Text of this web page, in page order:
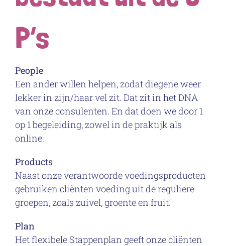
P’s
People
Een ander willen helpen, zodat diegene weer
lekker in zijn/haar vel zit. Dat zit in het DNA
van onze consulenten. En dat doen we door 1
op 1 begeleiding, zowel in de praktijk als
online.
Products
Naast onze verantwoorde voedingsproducten
gebruiken cliënten voeding uit de reguliere
groepen, zoals zuivel, groente en fruit.
Plan
Het flexibele Stappenplan geeft onze cliënten